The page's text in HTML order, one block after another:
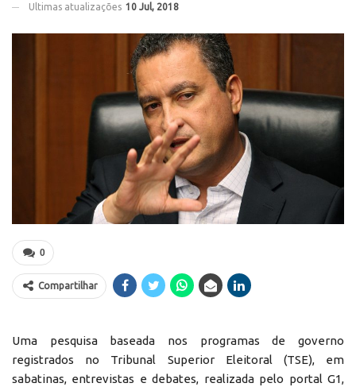
Ultimas atualizações 10 Jul, 2018
0
Compartilhar
Uma pesquisa baseada nos programas de governo
registrados no Tribunal Superior Eleitoral (TSE), em
sabatinas, entrevistas e debates, realizada pelo portal G1,